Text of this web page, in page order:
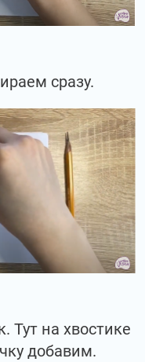
сразу.
Тут на хвостике
добавим.